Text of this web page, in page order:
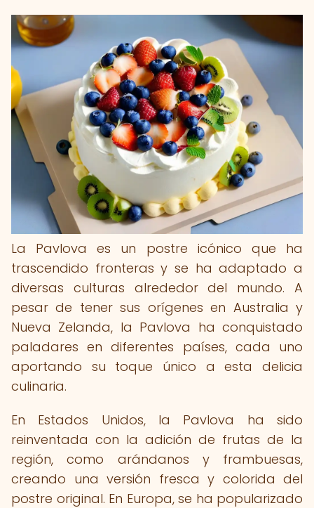
La Pavlova es un postre icónico que ha
trascendido fronteras y se ha adaptado a
diversas culturas alrededor del mundo. A
pesar de tener sus orígenes en Australia y
Nueva Zelanda, la Pavlova ha conquistado
paladares en diferentes países, cada uno
aportando su toque único a esta delicia
culinaria.
En Estados Unidos, la Pavlova ha sido
reinventada con la adición de frutas de la
región, como arándanos y frambuesas,
creando una versión fresca y colorida del
postre original. En Europa, se ha popularizado